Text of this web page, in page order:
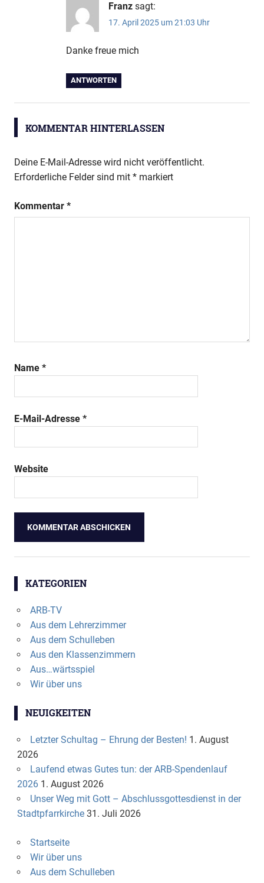
Franz sagt:
17. April 2025 um 21:03 Uhr
Danke freue mich
ANTWORTEN
KOMMENTAR HINTERLASSEN
Deine E-Mail-Adresse wird nicht veröffentlicht.
Erforderliche Felder sind mit * markiert
Kommentar *
Name *
E-Mail-Adresse *
Website
KATEGORIEN
ARB-TV
Aus dem Lehrerzimmer
Aus dem Schulleben
Aus den Klassenzimmern
Aus…wärtsspiel
Wir über uns
NEUIGKEITEN
Letzter Schultag – Ehrung der Besten! 1. August
2026
Laufend etwas Gutes tun: der ARB-Spendenlauf
2026 1. August 2026
Unser Weg mit Gott – Abschlussgottesdienst in der
Stadtpfarrkirche 31. Juli 2026
Startseite
Wir über uns
Aus dem Schulleben